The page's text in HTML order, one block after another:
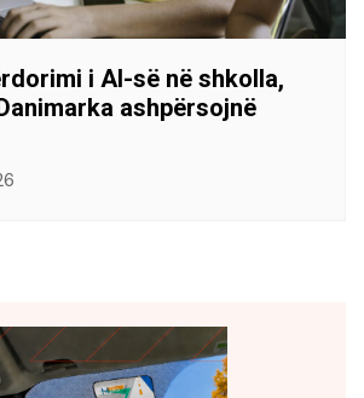
i AI-së në shkolla,
ashpërsojnë